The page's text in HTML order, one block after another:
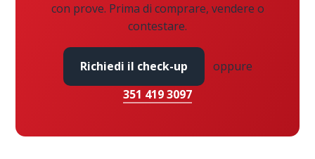
con prove. Prima di comprare, vendere o
contestare.
Richiedi il check-up
oppure
351 419 3097